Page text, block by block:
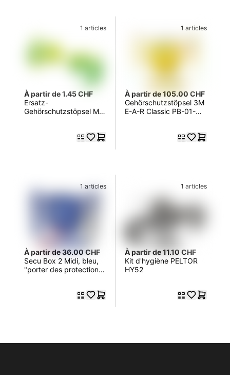
1 articles
À partir de 1.45 CHF
Ersatz-
Gehörschutzstöpsel MO
1 articles
À partir de 105.00 CHF
Gehörschutzstöpsel 3M
E-A-R Classic PB-01-
1 articles
À partir de 36.00 CHF
Secu Box 2 Midi, bleu,
"porter des protections
1 articles
À partir de 11.10 CHF
Kit d'hygiène PELTOR
HY52